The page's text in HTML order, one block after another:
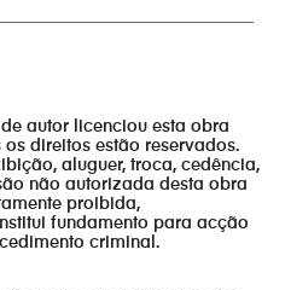
autor licenciou esta obra
direitos estão reservados.
aluguer, troca, cedência,
não autorizada desta obra
proibida,
fundamento para acção
criminal.